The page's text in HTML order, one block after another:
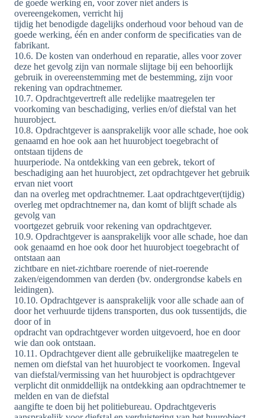
de goede werking en, voor zover niet anders is
overeengekomen, verricht hij
tijdig het benodigde dagelijks onderhoud voor behoud van de
goede werking, één en ander conform de specificaties van de
fabrikant.
10.6. De kosten van onderhoud en reparatie, alles voor zover
deze het gevolg zijn van normale slijtage bij een behoorlijk
gebruik in overeenstemming met de bestemming, zijn voor
rekening van opdrachtnemer.
10.7. Opdrachtgevertreft alle redelijke maatregelen ter
voorkoming van beschadiging, verlies en/of diefstal van het
huurobject.
10.8. Opdrachtgever is aansprakelijk voor alle schade, hoe ook
genaamd en hoe ook aan het huurobject toegebracht of
ontstaan tijdens de
huurperiode. Na ontdekking van een gebrek, tekort of
beschadiging aan het huurobject, zet opdrachtgever het gebruik
ervan niet voort
dan na overleg met opdrachtnemer. Laat opdrachtgever(tijdig)
overleg met opdrachtnemer na, dan komt of blijft schade als
gevolg van
voortgezet gebruik voor rekening van opdrachtgever.
10.9. Opdrachtgever is aansprakelijk voor alle schade, hoe dan
ook genaamd en hoe ook door het huurobject toegebracht of
ontstaan aan
zichtbare en niet-zichtbare roerende of niet-roerende
zaken/eigendommen van derden (bv. ondergrondse kabels en
leidingen).
10.10. Opdrachtgever is aansprakelijk voor alle schade aan of
door het verhuurde tijdens transporten, dus ook tussentijds, die
door of in
opdracht van opdrachtgever worden uitgevoerd, hoe en door
wie dan ook ontstaan.
10.11. Opdrachtgever dient alle gebruikelijke maatregelen te
nemen om diefstal van het huurobject te voorkomen. Ingeval
van diefstal/vermissing van het huurobject is opdrachtgever
verplicht dit onmiddellijk na ontdekking aan opdrachtnemer te
melden en van de diefstal
aangifte te doen bij het politiebureau. Opdrachtgeveris